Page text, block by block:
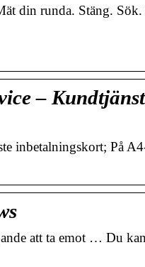
din runda. Stäng. Sök.
– Kundtjänst
inbetalningskort; På
att ta emot … Du